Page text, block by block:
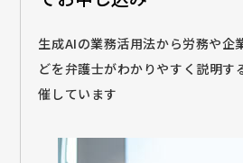
生成AIの業務活用法から労務や企
どを弁護士がわかりやすく説明す
催しています